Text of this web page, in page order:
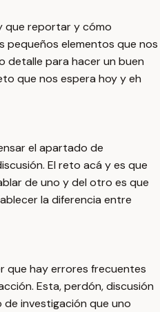
que reportar y cómo
elementos que nos
detalle para hacer un buen
que nos espera hoy y eh
el apartado de
El reto acá y es que
de uno y del otro es que
la diferencia entre
que hay errores frecuentes
Esta, perdón, discusión
investigación que uno